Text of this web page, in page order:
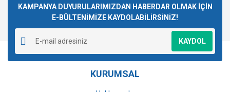
Yorum Yaz
Görüş ve önerileriniz için teşekkür ederiz.
Ürün resmi kalitesiz, bozuk veya görüntülenemiyor.
Ürün açıklamasında eksik bilgiler bulunuyor.
Ürün bilgilerinde hatalar bulunuyor.
Ürün fiyatı diğer sitelerden daha pahalı.
KAMPANYA DUYURULARIMIZDAN HABERDAR OLMAK İÇİN
E-BÜLTENİMİZE KAYDOLABİLİRSİNİZ!
KAYDOL
KURUMSAL